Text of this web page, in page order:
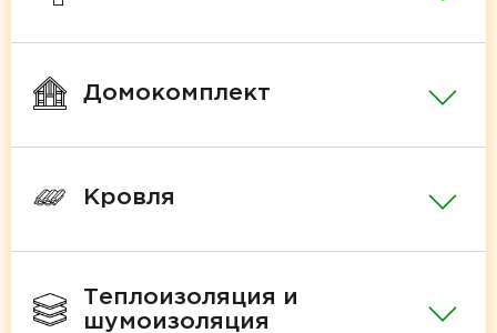
Домокомплект
Кровля
Теплоизоляция и
шумоизоляция